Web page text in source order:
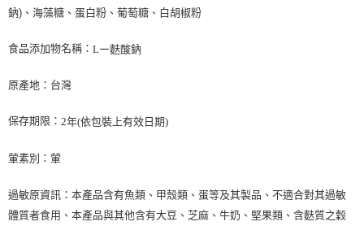
時審查核予不同之上限額度；若仍有額度不足之情形，本公司將視審查結果
５．嚴禁一人註冊多個帳號或使用他人資訊註冊。若發現惡意使用之情形，
鈉)、海藻糖、蛋白粉、葡萄糖、白胡椒粉
食品添加物名稱： Lー麩酸鈉
原產地：台灣
保存期限： 2年(依包裝上有效日期)
葷素別：葷
過敏原資訊 ： 本產品含有魚類、甲殼類、蛋等及其製品、不適合對其過敏
體質者食用、本產品與其他含有大豆、芝麻、牛奶、堅果類、含麩質之穀